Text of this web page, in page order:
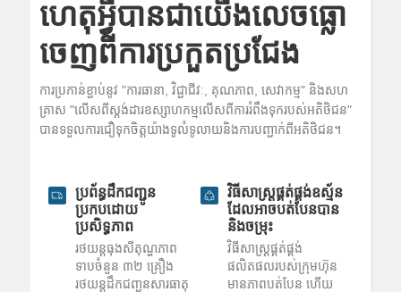
ហេតុអ្វីបានជាយើងលេចធ្លោ
ចេញពីការប្រកួតប្រជែង
ការប្រកាន់ខ្ជាប់នូវ "ការធានា, វិជ្ជាជីវៈ, គុណភាព, សេវាកម្ម" និងសហ
គ្រាស "លើសពីស្តង់ដារឧស្សាហកម្មលើសពីការរំពឹងទុករបស់អតិថិជន"
បានទទួលការជឿទុកចិត្តយ៉ាងទូលំទូលាយនិងការបញ្ជាក់ពីអតិថិជន។
ប្រព័ន្ធដឹកជញ្ជូន
ប្រកបដោយ
ប្រសិទ្ធភាព
រថយន្ត​ធុង​សីតុណ្ហភាព​
ទាប​ចំនួន ៣២ គ្រឿង
រថយន្ត​ដឹកជញ្ជូន​សារធាតុ​
វិធីសាស្រ្តផ្គត់ផ្គង់ឧស្ម័ន
ដែលអាចបត់បែនបាន
និងចម្រុះ
វិធីសាស្រ្តផ្គត់ផ្គង់
ផលិតផលរបស់ក្រុមហ៊ុន
មានភាពបត់បែន ហើយ